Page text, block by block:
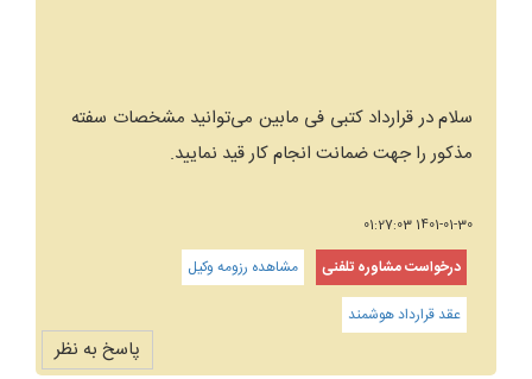
سلام در قرارداد کتبی فی مابین می‌توانید مشخصات سفته
مذکور را جهت ضمانت انجام کار قید نمایید.
1401-01-30 01:27:03
درخواست مشاوره تلفنی
مشاهده رزومه وکیل
عقد قرارداد هوشمند
پاسخ به نظر